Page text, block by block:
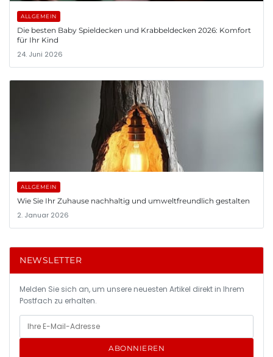
ALLGEMEIN
Die besten Baby Spieldecken und Krabbeldecken 2026: Komfort
für Ihr Kind
24. Juni 2026
ALLGEMEIN
Wie Sie Ihr Zuhause nachhaltig und umweltfreundlich gestalten
2. Januar 2026
NEWSLETTER
Melden Sie sich an, um unsere neuesten Artikel direkt in Ihrem
Postfach zu erhalten.
ABONNIEREN